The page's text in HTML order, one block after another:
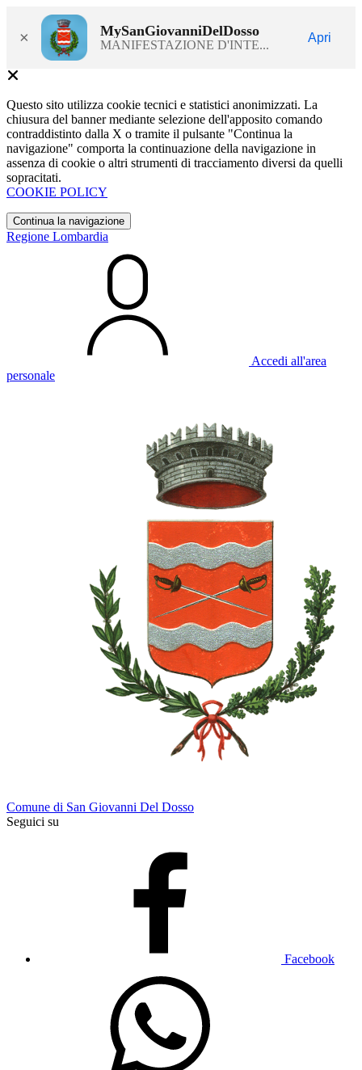
× MySanGiovanniDelDosso
MANIFESTAZIONE D'INTE...
Apri
Questo sito utilizza cookie tecnici e statistici anonimizzati. La
chiusura del banner mediante selezione dell'apposito comando
contraddistinto dalla X o tramite il pulsante "Continua la
navigazione" comporta la continuazione della navigazione in
assenza di cookie o altri strumenti di tracciamento diversi da quelli
sopracitati.
COOKIE POLICY
Continua la navigazione
Regione Lombardia
Accedi all'area
personale
Comune di San Giovanni Del Dosso
Seguici su
Facebook